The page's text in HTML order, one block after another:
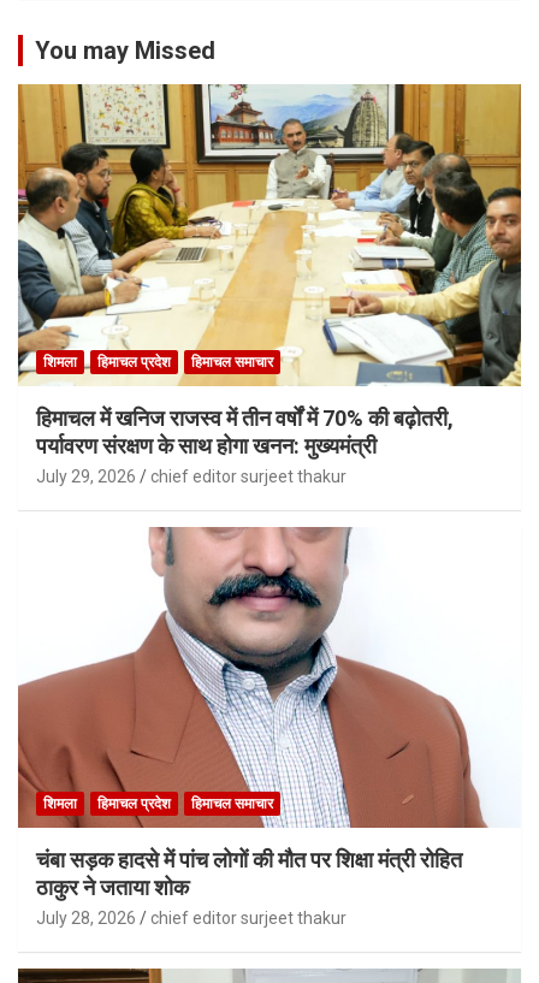
You may Missed
शिमला हिमाचल प्रदेश हिमाचल समाचार
हिमाचल में खनिज राजस्व में तीन वर्षों में 70% की बढ़ोतरी,
पर्यावरण संरक्षण के साथ होगा खनन: मुख्यमंत्री
July 29, 2026 chief editor surjeet thakur
शिमला हिमाचल प्रदेश हिमाचल समाचार
चंबा सड़क हादसे में पांच लोगों की मौत पर शिक्षा मंत्री रोहित
ठाकुर ने जताया शोक
July 28, 2026 chief editor surjeet thakur